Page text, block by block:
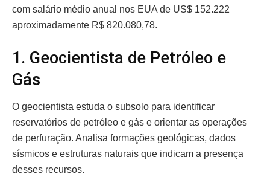
com salário médio anual nos EUA de US$ 152.222
aproximadamente R$ 820.080,78.
1. Geocientista de Petróleo e
Gás
O geocientista estuda o subsolo para identificar
reservatórios de petróleo e gás e orientar as operações
de perfuração. Analisa formações geológicas, dados
sísmicos e estruturas naturais que indicam a presença
desses recursos.